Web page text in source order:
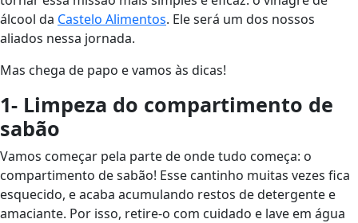
álcool da Castelo Alimentos. Ele será um dos nossos
aliados nessa jornada.
Mas chega de papo e vamos às dicas!
1- Limpeza do compartimento de
sabão
Vamos começar pela parte de onde tudo começa: o
compartimento de sabão! Esse cantinho muitas vezes fica
esquecido, e acaba acumulando restos de detergente e
amaciante. Por isso, retire-o com cuidado e lave em água